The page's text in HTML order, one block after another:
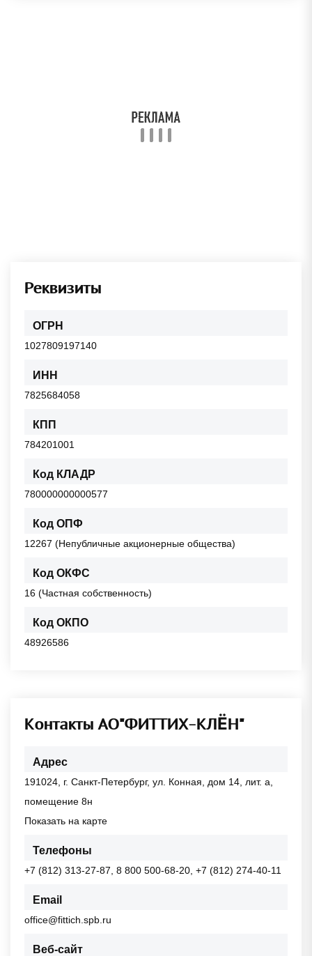
Реквизиты
ОГРН
1027809197140
ИНН
7825684058
КПП
784201001
Код КЛАДР
780000000000577
Код ОПФ
12267 (Непубличные акционерные общества)
Код ОКФС
16 (Частная собственность)
Код ОКПО
48926586
Контакты АО"ФИТТИХ-КЛЁН"
Адрес
191024, г. Санкт-Петербург, ул. Конная, дом 14, лит. а,
помещение 8н
Показать на карте
Телефоны
+7 (812) 313-27-87, 8 800 500-68-20, +7 (812) 274-40-11
Email
office@fittich.spb.ru
Веб-сайт